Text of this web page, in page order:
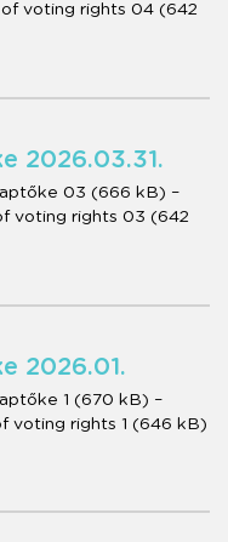
voting rights 04 (642
2026.03.31.
03 (666 kB) –
voting rights 03 (642
2026.01.
1 (670 kB) –
voting rights 1 (646 kB)